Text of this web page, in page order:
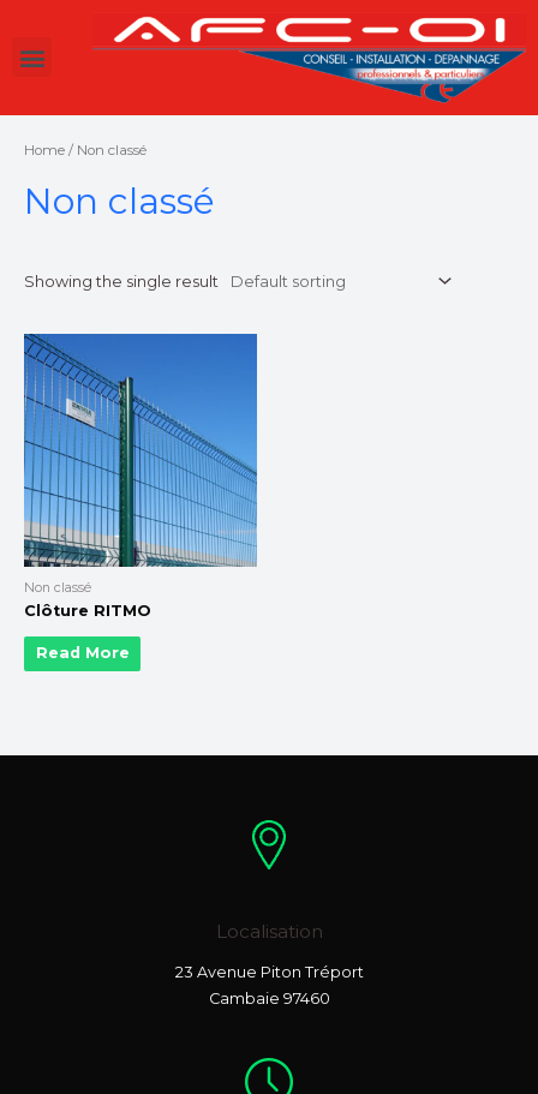
Home / Non classé
Non classé
Showing the single result
Non classé
Clôture RITMO
Read More
Localisation
23 Avenue Piton Tréport
Cambaie 97460